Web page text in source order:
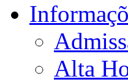
Alta